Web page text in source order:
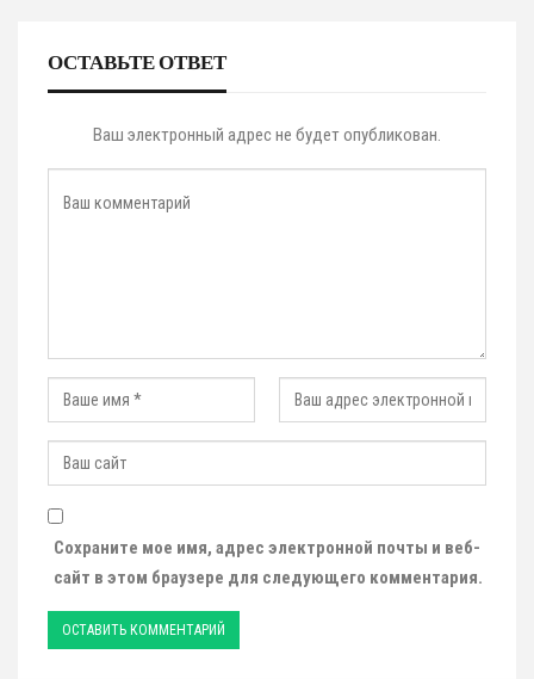
ОСТАВЬТЕ ОТВЕТ
Ваш электронный адрес не будет опубликован.
Сохраните мое имя, адрес электронной почты и веб-
сайт в этом браузере для следующего комментария.